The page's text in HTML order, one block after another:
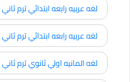
لغه عربيه رابعه ابتدائي ترم ثاني
لغه عربيه رابعه ابتدائي ترم ثاني
لغه المانيه اولي ثانوي ترم ثاني